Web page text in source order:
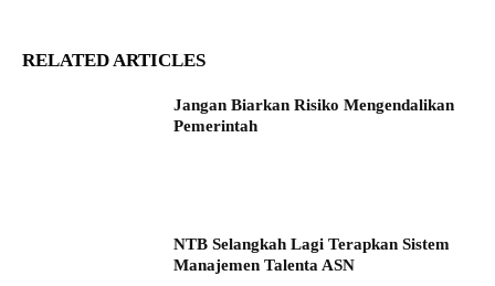
RELATED ARTICLES
Jangan Biarkan Risiko Mengendalikan
Pemerintah
NTB Selangkah Lagi Terapkan Sistem
Manajemen Talenta ASN